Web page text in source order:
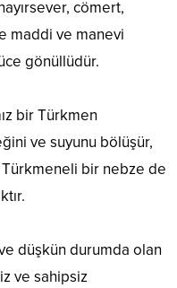
cömert,
maddi ve manevi
gönüllüdür.
bir Türkmen
ve suyunu bölüşür,
bir nebze de
düşkün durumda olan
ve sahipsiz